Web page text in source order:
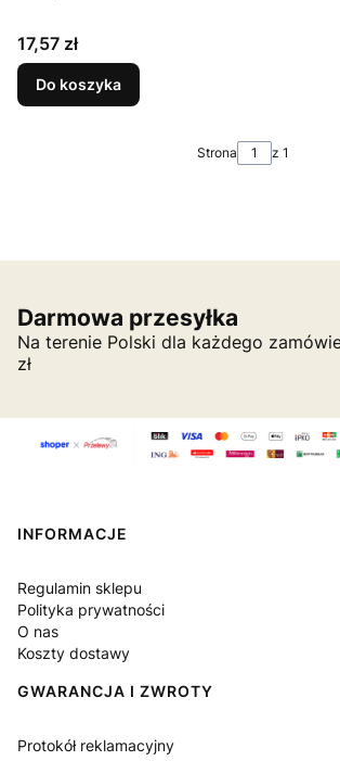
Cena
17,57 zł
Do koszyka
Strona z 1
Darmowa przesyłka
Na terenie Polski dla każdego
zł
Linki w stopce
INFORMACJE
Regulamin sklepu
Polityka prywatności
O nas
Koszty dostawy
GWARANCJA I ZWROTY
Protokół reklamacyjny